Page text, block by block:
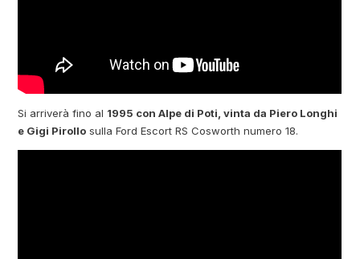
Si arriverà fino al 1995 con Alpe di Poti, vinta da Piero Longhi
e Gigi Pirollo sulla Ford Escort RS Cosworth numero 18.